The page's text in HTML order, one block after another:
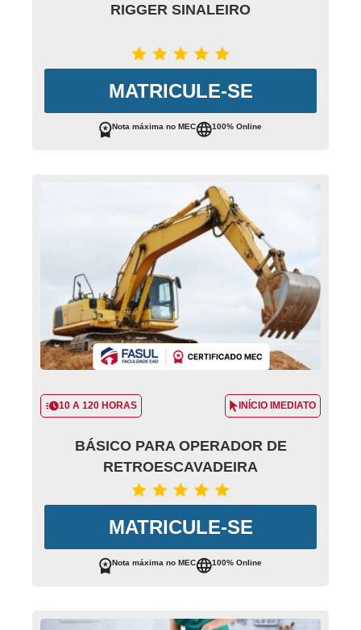
RIGGER SINALEIRO
MATRICULE-SE
Nota máxima no MEC 100% Online
10 A 120 HORAS INÍCIO IMEDIATO
BÁSICO PARA OPERADOR DE
RETROESCAVADEIRA
MATRICULE-SE
Nota máxima no MEC 100% Online